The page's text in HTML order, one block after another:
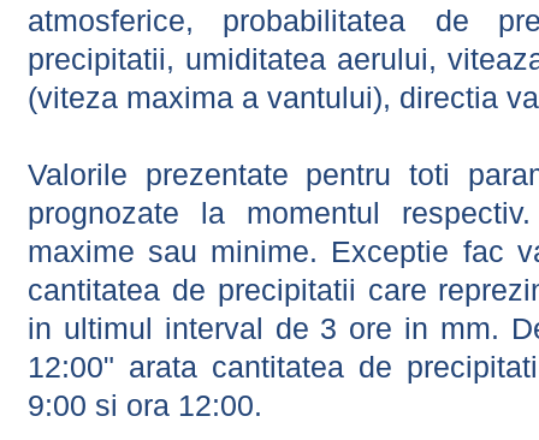
atmosferice, probabilitatea de
precipitatii, umiditatea aerului,
(viteza maxima a vantului), directia
Valorile prezentate pentru toti
prognozate la momentul
maxime sau minime. Exceptie fac
cantitatea de precipitatii care
in ultimul interval de 3 ore in mm.
12:00" arata cantitatea de
9:00 si ora 12:00.